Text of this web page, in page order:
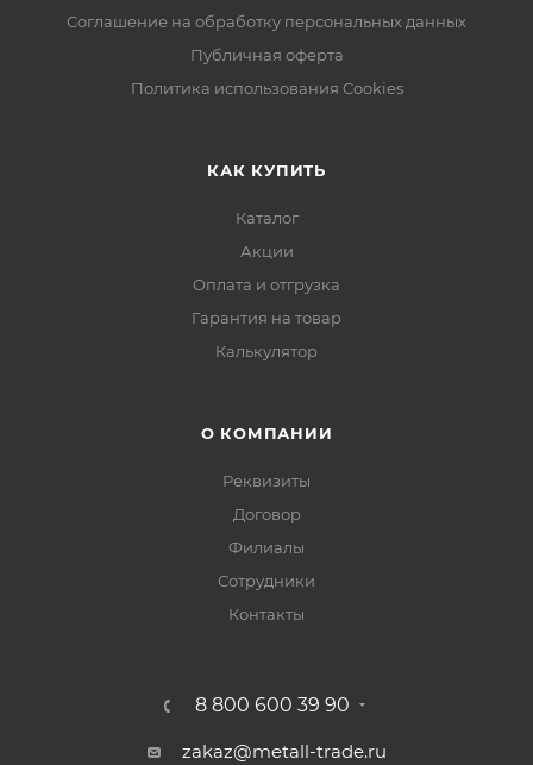
Соглашение на обработку персональных данных
Публичная оферта
Политика использования Cookies
КАК КУПИТЬ
Каталог
Акции
Оплата и отгрузка
Гарантия на товар
Калькулятор
О КОМПАНИИ
Реквизиты
Договор
Филиалы
Сотрудники
Контакты
8 800 600 39 90
zakaz@metall-trade.ru